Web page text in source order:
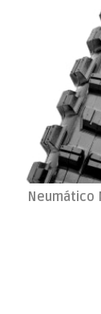
Neumático